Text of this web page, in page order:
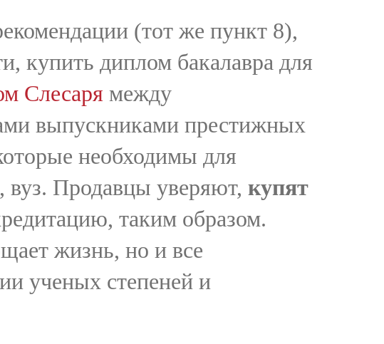
(тот же пункт 8),
купить диплом бакалавра для
Слесаря между
выпускниками престижных
необходимы для
вуз. Продавцы уверяют, купят
таким образом.
жизнь, но и все
ученых степеней и